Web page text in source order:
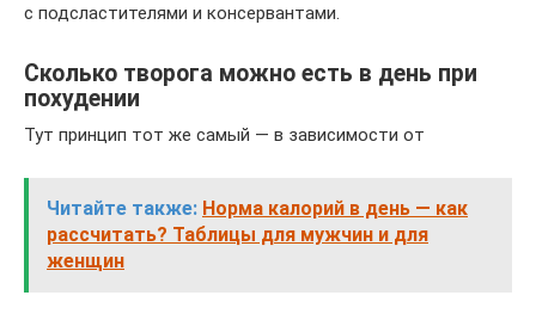
с подсластителями и консервантами.
Сколько творога можно есть в день при
похудении
Тут принцип тот же самый — в зависимости от
Читайте также: Норма калорий в день — как
рассчитать? Таблицы для мужчин и для
женщин